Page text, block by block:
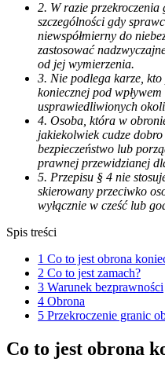
2. W razie
szczególności gdy
niewspółmierny do
zastosować
od jej wymierzenia.
3. Nie podlega karze,
koniecznej pod
usprawiedliwionych
4. Osoba, która w
jakiekolwiek cudze
bezpieczeństwo lub
prawnej przewidzianej
5. Przepisu § 4 nie
skierowany przeciwko
wyłącznie w cześć lub
Spis treści
1 Co to jest obrona
2 Co to jest zamach?
3 Warunek bezprawności
4 Obrona
5 Przekroczenie granic
Co to jest obrona